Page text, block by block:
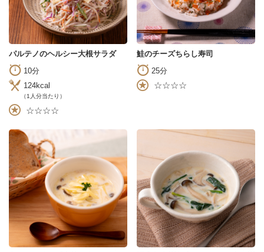
パルテノのヘルシー大根サラダ
10分
124kcal
（1人分当たり）
☆☆☆☆
鮭のチーズちらし寿司
25分
☆☆☆☆